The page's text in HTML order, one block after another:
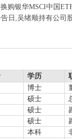
购银华MSCI中国
日,吴绪顺持有公司
学历
博士
硕士
硕士
硕士
本科